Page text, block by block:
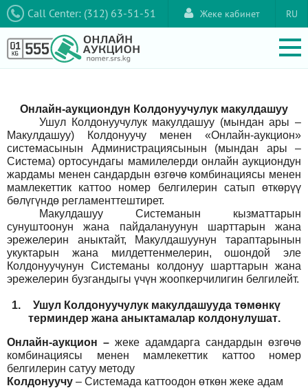
Call Center: (312) 63-51-51 RU
Жеке кабинет
Онлайн-аукциондун Колдонуучулук макулдашуу
Ушул Колдонуучулук макулдашуу (мындан ары –
Макулдашуу) Колдонуучу менен «Онлайн-аукцион»
системасынын Администрациясынын (мындан ары –
Система) ортосундагы мамилелерди онлайн аукциондун
жардамы менен сандардын өзгөчө комбинациясы менен
мамлекеттик каттоо номер белгилерин сатып өткөрүү
бөлүгүндө регламенттештирет.
Макулдашуу Системанын кызматтарын
сунуштоонун жана пайдалануунун шарттарын жана
эрежелерин аныктайт, Макулдашуунун тараптарынын
укуктарын жана милдеттенмелерин, ошондой эле
Колдонуучунун Системаны колдонуу шарттарын жана
эрежелерин бузгандыгы үчүн жоопкерчилигин белгилейт.
1.
Ушул Колдонуучулук макулдашууда төмөнкү
терминдер жана аныктамалар колдонулушат.
Онлайн-аукцион – жеке адамдарга сандардын өзгөчө
комбинациясы менен мамлекеттик каттоо номер
белгилерин сатуу методу
Колдонуучу – Системада каттоодон өткөн жеке адам